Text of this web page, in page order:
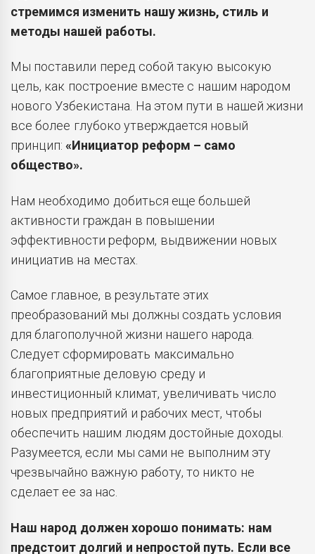
стремимся изменить нашу жизнь, стиль и
методы нашей работы.
Мы поставили перед собой такую высокую
цель, как построение вместе с нашим народом
нового Узбекистана. На этом пути в нашей жизни
все более глубоко утверждается новый
принцип:«Инициатор реформ – само
общество».
Нам необходимо добиться еще большей
активности граждан в повышении
эффективности реформ, выдвижении новых
инициатив на местах.
Самое главное, в результате этих
преобразований мы должны создать условия
для благополучной жизни нашего народа.
Следует сформировать максимально
благоприятные деловую среду и
инвестиционный климат, увеличивать число
новых предприятий и рабочих мест, чтобы
обеспечить нашим людям достойные доходы.
Разумеется, если мы сами не выполним эту
чрезвычайно важную работу, то никто не
сделает ее за нас.
Наш народ должен хорошо понимать: нам
предстоит долгий и непростой путь. Если все